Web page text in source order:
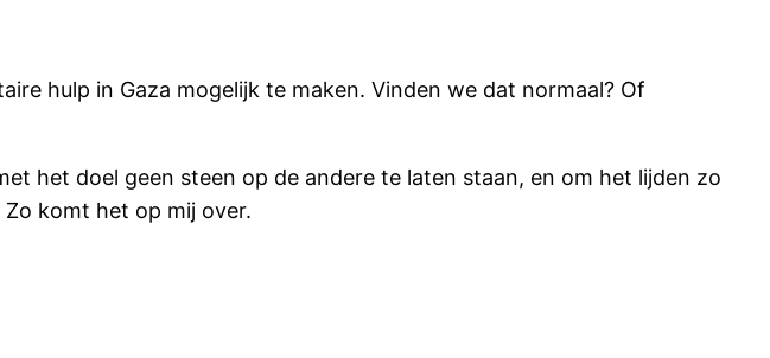
hulp in Gaza mogelijk te maken. Vinden we dat normaal? Of
het doel geen steen op de andere te laten staan, en om het lijden zo
komt het op mij over.